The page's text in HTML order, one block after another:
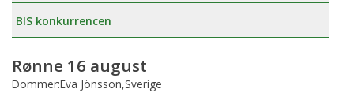
BIS konkurrencen
Rønne 16 august
Dommer:Eva Jönsson,Sverige